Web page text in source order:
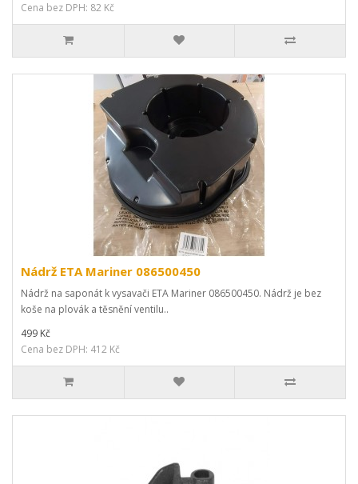
Cena bez DPH: 82 Kč
Nádrž ETA Mariner 086500450
Nádrž na saponát k vysavači ETA Mariner 086500450. Nádrž je bez
koše na plovák a těsnění ventilu..
499 Kč
Cena bez DPH: 412 Kč